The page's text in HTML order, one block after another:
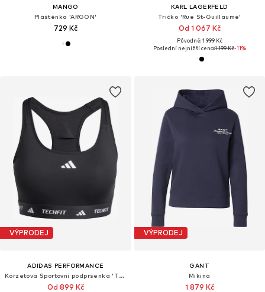
MANGO
Pláštěnka 'ARGON'
729 Kč
KARL LAGERFELD
Tričko 'Rue St-Guillaume'
Od 1 067 Kč
Původně: 1 999 Kč
Poslední nejnižší cena:1 199 Kč-11%
VÝPRODEJ
ADIDAS PERFORMANCE
Korzetová Sportovní podprsenka 'TECHFIT'
Od 899 Kč
VÝPRODEJ
GANT
Mikina
1 879 Kč